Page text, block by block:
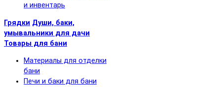
и инвентарь
Грядки Души, баки,
умывальники для дачи
Товары для бани
Материалы для отделки
бани
Печи и баки для бани